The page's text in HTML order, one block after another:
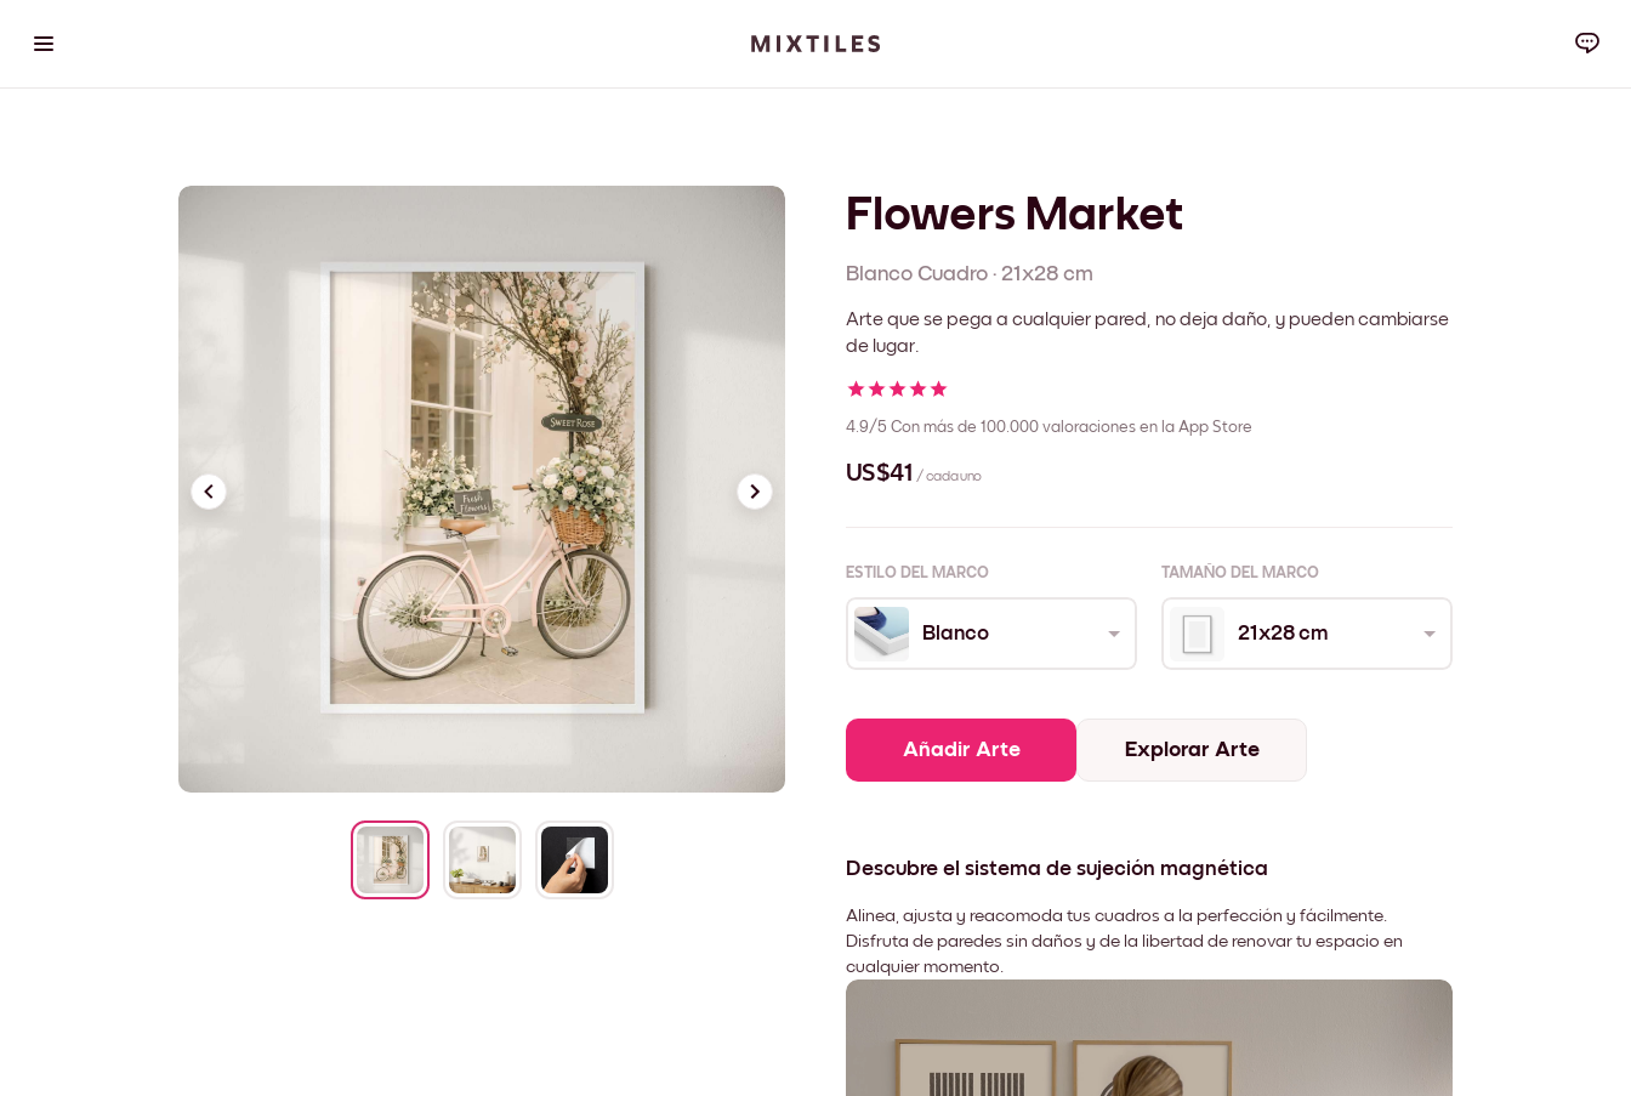
Flowers Market
Blanco Cuadro · 21x28 cm
Arte que se pega a cualquier pared, no deja daño, y pueden cambiarse
de lugar.
4.9/5 Con más de 100.000 valoraciones en la App Store
US$41 / cada uno
ESTILO DEL MARCO TAMAÑO DEL MARCO
Blanco 21x28 cm
Añadir Arte Explorar Arte
Descubre el sistema de sujeción magnética
Alinea, ajusta y reacomoda tus cuadros a la perfección y fácilmente.
Disfruta de paredes sin daños y de la libertad de renovar tu espacio en
cualquier momento.